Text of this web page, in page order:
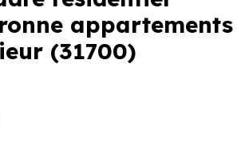
appartements
(31700)